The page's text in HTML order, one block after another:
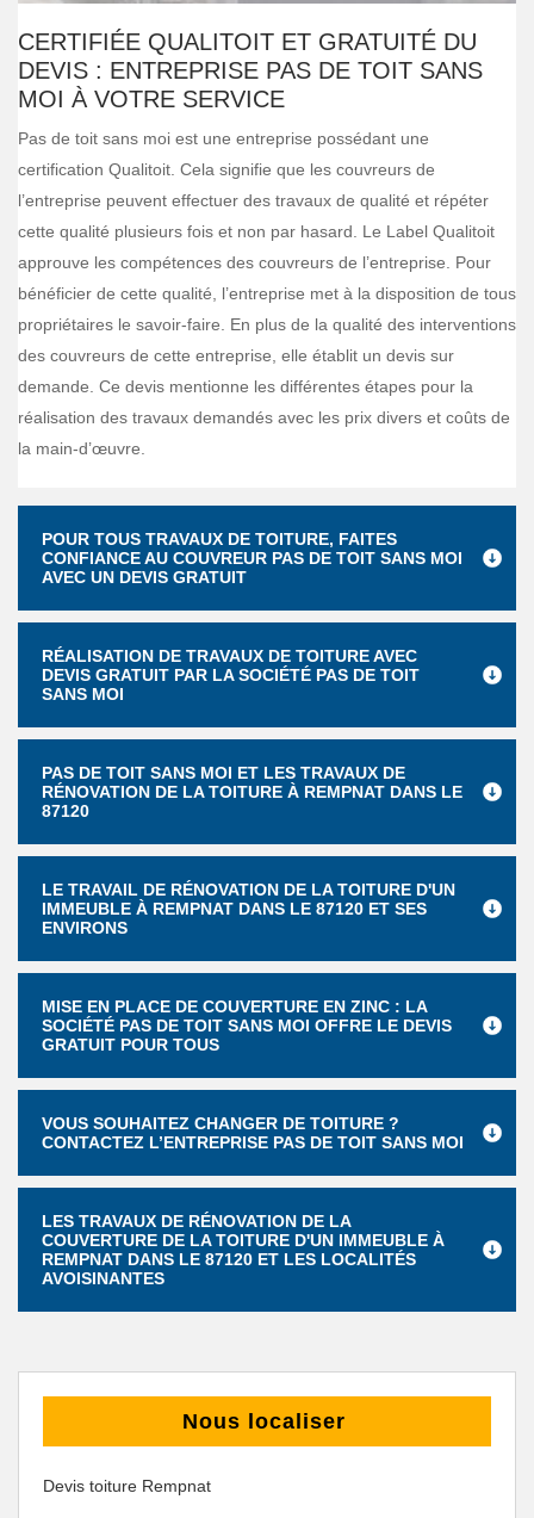
CERTIFIÉE QUALITOIT ET GRATUITÉ DU
DEVIS : ENTREPRISE PAS DE TOIT SANS
MOI À VOTRE SERVICE
Pas de toit sans moi est une entreprise possédant une
certification Qualitoit. Cela signifie que les couvreurs de
l’entreprise peuvent effectuer des travaux de qualité et répéter
cette qualité plusieurs fois et non par hasard. Le Label Qualitoit
approuve les compétences des couvreurs de l’entreprise. Pour
bénéficier de cette qualité, l’entreprise met à la disposition de tous
propriétaires le savoir-faire. En plus de la qualité des interventions
des couvreurs de cette entreprise, elle établit un devis sur
demande. Ce devis mentionne les différentes étapes pour la
réalisation des travaux demandés avec les prix divers et coûts de
la main-d’œuvre.
POUR TOUS TRAVAUX DE TOITURE, FAITES
CONFIANCE AU COUVREUR PAS DE TOIT SANS MOI
AVEC UN DEVIS GRATUIT
RÉALISATION DE TRAVAUX DE TOITURE AVEC
DEVIS GRATUIT PAR LA SOCIÉTÉ PAS DE TOIT
SANS MOI
PAS DE TOIT SANS MOI ET LES TRAVAUX DE
RÉNOVATION DE LA TOITURE À REMPNAT DANS LE
87120
LE TRAVAIL DE RÉNOVATION DE LA TOITURE D'UN
IMMEUBLE À REMPNAT DANS LE 87120 ET SES
ENVIRONS
MISE EN PLACE DE COUVERTURE EN ZINC : LA
SOCIÉTÉ PAS DE TOIT SANS MOI OFFRE LE DEVIS
GRATUIT POUR TOUS
VOUS SOUHAITEZ CHANGER DE TOITURE ?
CONTACTEZ L’ENTREPRISE PAS DE TOIT SANS MOI
LES TRAVAUX DE RÉNOVATION DE LA
COUVERTURE DE LA TOITURE D'UN IMMEUBLE À
REMPNAT DANS LE 87120 ET LES LOCALITÉS
AVOISINANTES
Nous localiser
Devis toiture Rempnat